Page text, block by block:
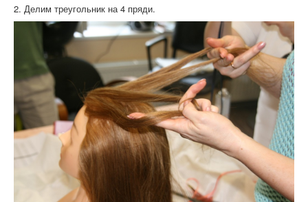
2. Делим треугольник на 4 пряди.